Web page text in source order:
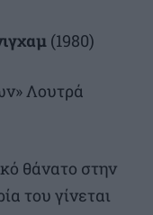
(1980)
Λουτρά
θάνατο στην
του γίνεται